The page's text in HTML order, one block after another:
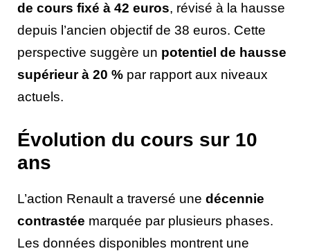
de cours fixé à 42 euros, révisé à la hausse
depuis l’ancien objectif de 38 euros. Cette
perspective suggère un potentiel de hausse
supérieur à 20 % par rapport aux niveaux
actuels.
Évolution du cours sur 10
ans
L’action Renault a traversé une décennie
contrastée marquée par plusieurs phases.
Les données disponibles montrent une